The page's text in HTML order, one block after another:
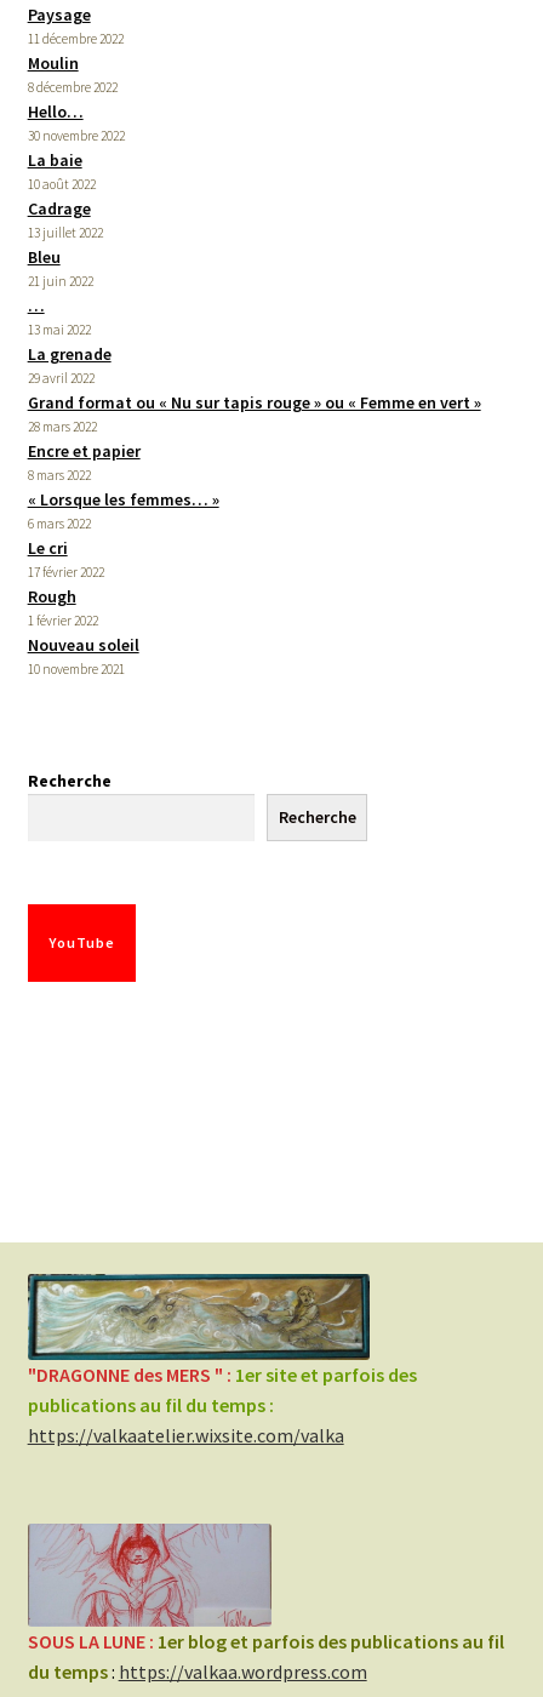
Paysage
11 décembre 2022
Moulin
8 décembre 2022
Hello…
30 novembre 2022
La baie
10 août 2022
Cadrage
13 juillet 2022
Bleu
21 juin 2022
…
13 mai 2022
La grenade
29 avril 2022
Grand format ou « Nu sur tapis rouge » ou « Femme en vert »
28 mars 2022
Encre et papier
8 mars 2022
« Lorsque les femmes… »
6 mars 2022
Le cri
17 février 2022
Rough
1 février 2022
Nouveau soleil
10 novembre 2021
Recherche
Recherche
YouTube
"DRAGONNE des MERS " : 1er site et parfois des
publications au fil du temps :
https://valkaatelier.wixsite.com/valka
SOUS LA LUNE : 1er blog et parfois des publications au fil
du temps: https://valkaa.wordpress.com